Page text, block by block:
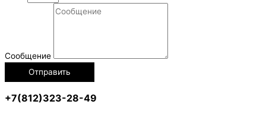
Сообщение
Отправить
+7(812)323-28-49